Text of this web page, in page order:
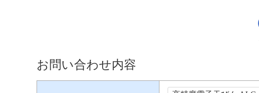
お問い合わせ内容